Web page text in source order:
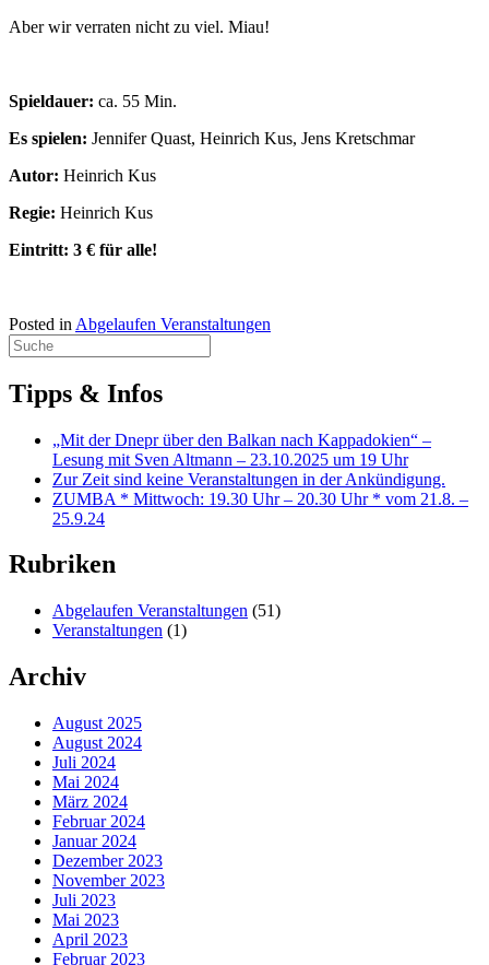
Aber wir verraten nicht zu viel. Miau!
Spieldauer: ca. 55 Min.
Es spielen: Jennifer Quast, Heinrich Kus, Jens Kretschmar
Autor: Heinrich Kus
Regie: Heinrich Kus
Eintritt: 3 € für alle!
Posted in Abgelaufen Veranstaltungen
Tipps & Infos
„Mit der Dnepr über den Balkan nach Kappadokien“ –
Lesung mit Sven Altmann – 23.10.2025 um 19 Uhr
Zur Zeit sind keine Veranstaltungen in der Ankündigung.
ZUMBA * Mittwoch: 19.30 Uhr – 20.30 Uhr * vom 21.8. –
25.9.24
Rubriken
Abgelaufen Veranstaltungen (51)
Veranstaltungen (1)
Archiv
August 2025
August 2024
Juli 2024
Mai 2024
März 2024
Februar 2024
Januar 2024
Dezember 2023
November 2023
Juli 2023
Mai 2023
April 2023
Februar 2023